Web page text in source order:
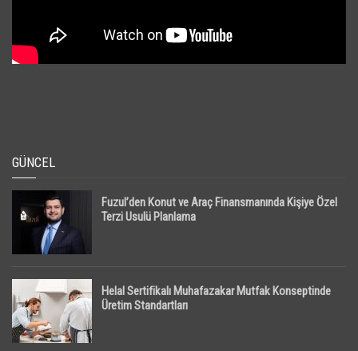
GÜNCEL
Fuzul’den Konut ve Araç Finansmanında Kişiye Özel
Terzi Usulü Planlama
Helal Sertifikalı Muhafazakar Mutfak Konseptinde
Üretim Standartları